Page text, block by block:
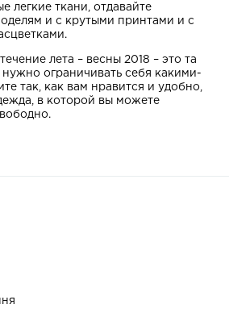
легкие ткани, отдавайте
и с крутыми принтами и с
лета – весны 2018 – это та
ограничивать себя какими-
так, как вам нравится и удобно,
в которой вы можете